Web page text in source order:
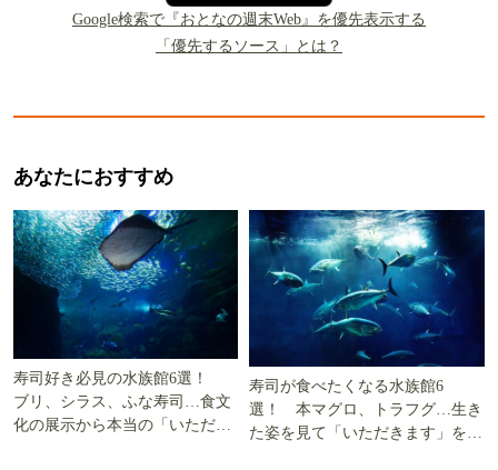
Google検索で『おとなの週末Web』を優先表示する
「優先するソース」とは？
あなたにおすすめ
寿司好き必見の水族館6選！
ブリ、シラス、ふな寿司…食文
化の展示から本当の「いただき
寿司が食べたくなる水族館6
選！ 本マグロ、トラフグ…生き
た姿を見て「いただきます」を考